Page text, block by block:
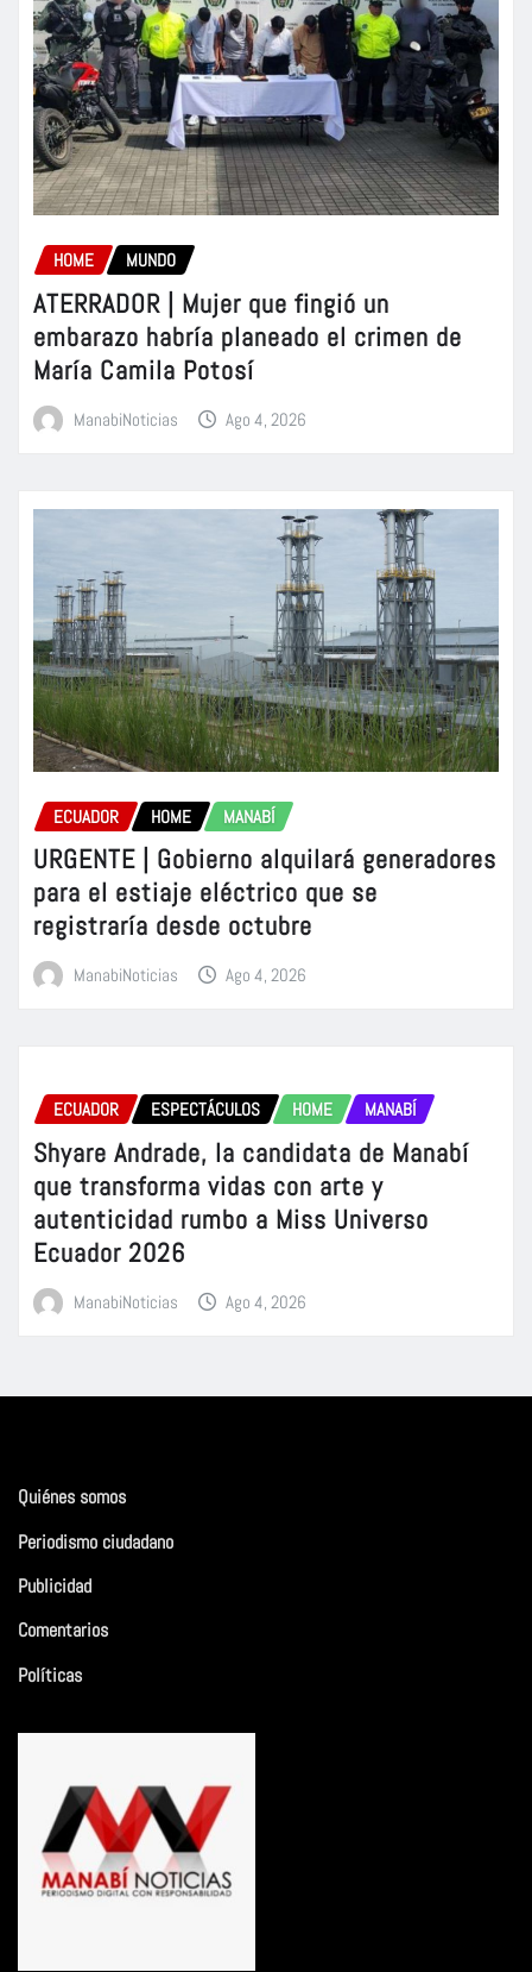
HOME MUNDO
ATERRADOR | Mujer que fingió un
embarazo habría planeado el crimen de
María Camila Potosí
ManabiNoticias Ago 4, 2026
ECUADOR HOME MANABÍ
URGENTE | Gobierno alquilará generadores
para el estiaje eléctrico que se
registraría desde octubre
ManabiNoticias Ago 4, 2026
ECUADOR ESPECTÁCULOS HOME MANABÍ
Shyare Andrade, la candidata de Manabí
que transforma vidas con arte y
autenticidad rumbo a Miss Universo
Ecuador 2026
ManabiNoticias Ago 4, 2026
Quiénes somos
Periodismo ciudadano
Publicidad
Comentarios
Políticas